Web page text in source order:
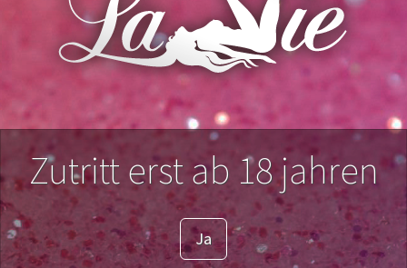
Zutritt erst ab 18 jahren
Ja